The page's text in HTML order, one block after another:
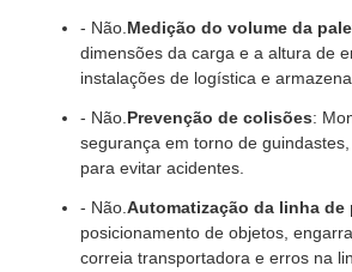
- Não. Medição do volume da
dimensões da carga e a altura de
instalações de logística e
- Não. Prevenção de colisões:
segurança em torno de
para evitar acidentes.
- Não. Automatização da linha de
posicionamento de objetos,
correia transportadora e erros na